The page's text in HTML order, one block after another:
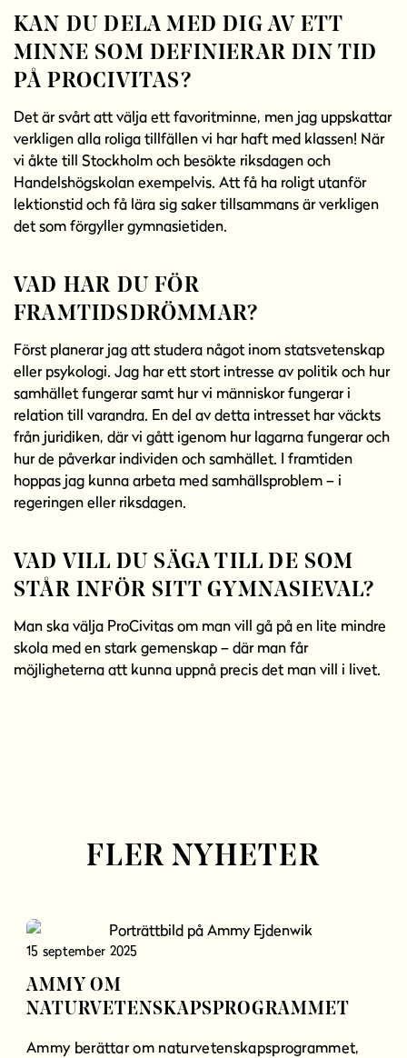
KAN DU DELA MED DIG AV ETT
MINNE SOM DEFINIERAR DIN TID
PÅ PROCIVITAS?
Det är svårt att välja ett favoritminne, men jag uppskattar
verkligen alla roliga tillfällen vi har haft med klassen! När
vi åkte till Stockholm och besökte riksdagen och
Handelshögskolan exempelvis. Att få ha roligt utanför
lektionstid och få lära sig saker tillsammans är verkligen
det som förgyller gymnasietiden.
VAD HAR DU FÖR
FRAMTIDSDRÖMMAR?
Först planerar jag att studera något inom statsvetenskap
eller psykologi. Jag har ett stort intresse av politik och hur
samhället fungerar samt hur vi människor fungerar i
relation till varandra. En del av detta intresset har väckts
från juridiken, där vi gått igenom hur lagarna fungerar och
hur de påverkar individen och samhället. I framtiden
hoppas jag kunna arbeta med samhällsproblem – i
regeringen eller riksdagen.
VAD VILL DU SÄGA TILL DE SOM
STÅR INFÖR SITT GYMNASIEVAL?
Man ska välja ProCivitas om man vill gå på en lite mindre
skola med en stark gemenskap – där man får
möjligheterna att kunna uppnå precis det man vill i livet.
FLER NYHETER
15 september 2025
AMMY OM
NATURVETENSKAPSPROGRAMMET
Ammy berättar om naturvetenskapsprogrammet,